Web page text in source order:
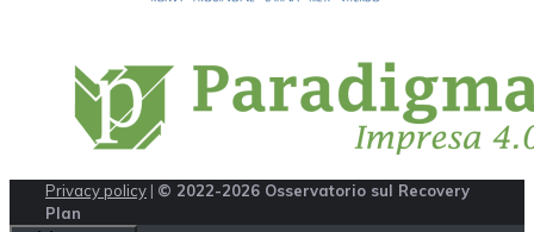
Privacy policy | © 2022-2026 Osservatorio sul Recovery
Plan